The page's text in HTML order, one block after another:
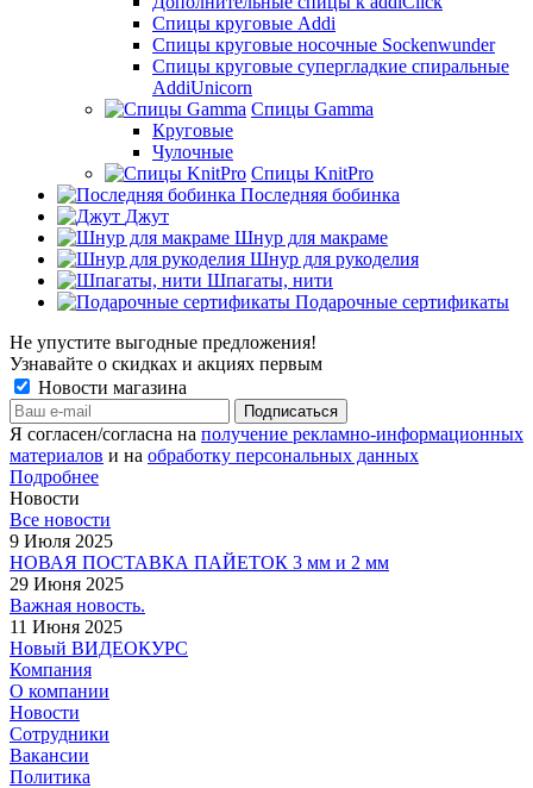
Спицы круговые Addi
Спицы круговые носочные Sockenwunder
Спицы круговые супергладкие спиральные
AddiUnicorn
Спицы Gamma
Круговые
Чулочные
Спицы KnitPro
Последняя бобинка
Джут
Шнур для макраме
Шнур для рукоделия
Шпагаты, нити
Подарочные сертификаты
Не упустите выгодные предложения!
Узнавайте о скидках и акциях первым
Новости магазина
Я согласен/согласна на получение рекламно-информационных
материалов и на обработку персональных данных
Подробнее
Новости
Все новости
9 Июля 2025
НОВАЯ ПОСТАВКА ПАЙЕТОК 3 мм и 2 мм
29 Июня 2025
Важная новость.
11 Июня 2025
Новый ВИДЕОКУРС
Компания
О компании
Новости
Сотрудники
Вакансии
Политика